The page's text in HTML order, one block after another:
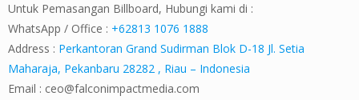
Untuk Pemasangan Billboard, Hubungi kami di :
WhatsApp / Office : +62813 1076 1888
Address : Perkantoran Grand Sudirman Blok D-18 Jl. Setia
Maharaja, Pekanbaru 28282 , Riau – Indonesia
Email : ceo@falconimpactmedia.com